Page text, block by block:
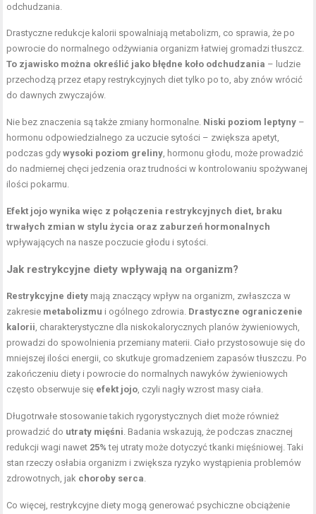
odchudzania.
Drastyczne redukcje kalorii spowalniają metabolizm, co sprawia, że po
powrocie do normalnego odżywiania organizm łatwiej gromadzi tłuszcz.
To zjawisko można określić jako błędne koło odchudzania – ludzie
przechodzą przez etapy restrykcyjnych diet tylko po to, aby znów wrócić
do dawnych zwyczajów.
Nie bez znaczenia są także zmiany hormonalne. Niski poziom leptyny –
hormonu odpowiedzialnego za uczucie sytości – zwiększa apetyt,
podczas gdywysoki poziom greliny , hormonu głodu, może prowadzić
do nadmiernej chęci jedzenia oraz trudności w kontrolowaniu spożywanej
ilości pokarmu.
Efekt jojo wynika więc z połączenia restrykcyjnych diet, braku
trwałych zmian w stylu życia oraz zaburzeń hormonalnych
wpływających na nasze poczucie głodu i sytości.
Jak restrykcyjne diety wpływają na organizm?
Restrykcyjne diety mają znaczący wpływ na organizm, zwłaszcza w
zakresie metabolizmu i ogólnego zdrowia. Drastyczne ograniczenie
kalorii , charakterystyczne dla niskokalorycznych planów żywieniowych,
prowadzi do spowolnienia przemiany materii. Ciało przystosowuje się do
mniejszej ilości energii, co skutkuje gromadzeniem zapasów tłuszczu. Po
zakończeniu diety i powrocie do normalnych nawyków żywieniowych
często obserwuje się efekt jojo , czyli nagły wzrost masy ciała.
Długotrwałe stosowanie takich rygorystycznych diet może również
prowadzić do utraty mięśni . Badania wskazują, że podczas znacznej
redukcji wagi nawet 25% tej utraty może dotyczyć tkanki mięśniowej. Taki
stan rzeczy osłabia organizm i zwiększa ryzyko wystąpienia problemów
zdrowotnych, jak choroby serca
Co więcej, restrykcyjne diety mogą generować psychiczne obciążenie